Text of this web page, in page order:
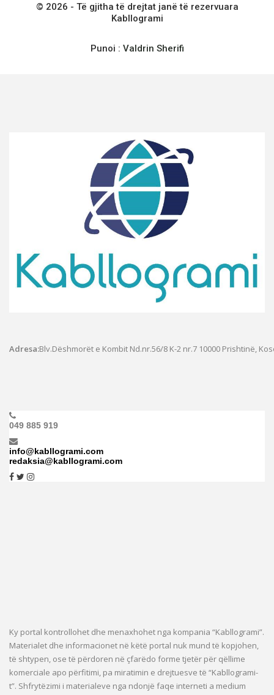
© 2026 - Të gjitha të drejtat janë të rezervuara
Kabllogrami
Punoi : Valdrin Sherifi
Adresa:Blv.Dëshmorët e Kombit Nd.nr.56/8 K-2 nr.7 10000 Prishtinë,
049 885 919
info@kabllogrami.com
redaksia@kabllogrami.com
Ky portal kontrollohet dhe menaxhohet nga kompania “Kabllogrami”.
Materialet dhe informacionet në këtë portal nuk mund të kopjohen,
të shtypen, ose të përdoren në çfarëdo forme tjetër për qëllime
komerciale apo përfitimi, pa miratimin e drejtuesve të “Kabllogrami-
t”. Shfrytëzimi i materialeve nga ndonjë faqe interneti a medium